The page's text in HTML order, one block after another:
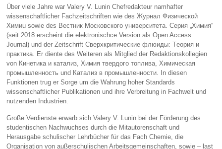
Über viele Jahre war Valery V. Lunin Chefredakteur namhafter
wissenschaftlicher Fachzeitschriften wie des Журнал Физическoй
Xимиu sowie des Вестник Московского университета. Серия „Химия“
(seit 2018 erscheint die elektronischce Version als Open Access
Journal) und der Zeitschrift Сверхкритические флюиды: Tеория и
практика. Er diente des Weiteren als Mitglied der Redaktionskollegien
von Кинетика и катализ, Химия твердого топлива, Химическая
промышленность und Катализ в промышленности. In diesen
Funktionen trug er Sorge um die Wahrung hoher Standards
wissenschaftlicher Publikationen und ihre Verbreitung in Fachwelt und
nutzenden Industrien.
Große Verdienste erwarb sich Valery V. Lunin bei der Förderung des
studentischen Nachwuchses durch die Mitautorenschaft und
Herausgabe schulischer Lehrbücher für das Fach Chemie, die
Organisation von außerschulischen Arbeitsgemeinschaften, sowie – last